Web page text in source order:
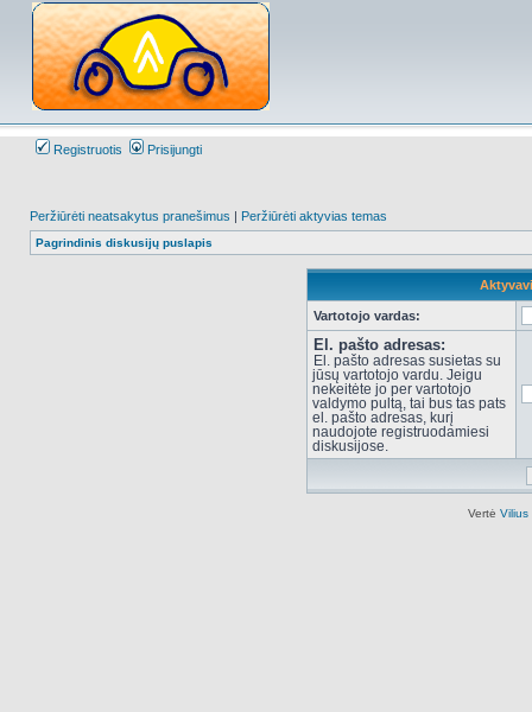
Registruotis Prisijungti
Peržiūrėti neatsakytus pranešimus | Peržiūrėti aktyvias temas
Pagrindinis diskusijų puslapis
Vartotojo vardas:
El. pašto adresas:
El. pašto adresas susietas su
jūsų vartotojo vardu. Jeigu
nekeitėte jo per vartotojo
valdymo pultą, tai bus tas pats
el. pašto adresas, kurį
naudojote registruodamiesi
diskusijose.
Vertė Vilius